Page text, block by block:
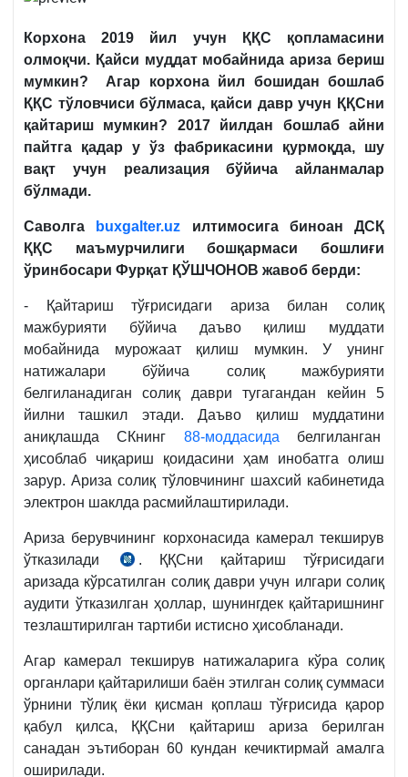
Корхона 2019 йил учун ҚҚС қопламасини
олмоқчи. Қайси муддат мобайнида ариза бериш
мумкин? Агар корхона йил бошидан бошлаб
ҚҚС тўловчиси бўлмаса, қайси давр учун ҚҚСни
қайтариш мумкин? 2017 йилдан бошлаб айни
пайтга қадар у ўз фабрикасини қурмоқда, шу
вақт учун реализация бўйича айланмалар
бўлмади.
Саволга buxgalter.uz илтимосига биноан ДСҚ
ҚҚС маъмурчилиги бошқармаси бошлиғи
ўринбосари Фурқат ҚЎШЧОНОВ жавоб берди:
- Қайтариш тўғрисидаги ариза билан солиқ
мажбурияти бўйича даъво қилиш муддати
мобайнида мурожаат қилиш мумкин. У унинг
натижалари бўйича солиқ мажбурияти
белгиланадиган солиқ даври тугагандан кейин 5
йилни ташкил этади. Даъво қилиш муддатини
аниқлашда СКнинг 88-моддасида белгиланган
ҳисоблаб чиқариш қоидасини ҳам инобатга олиш
зарур. Ариза солиқ тўловчининг шахсий кабинетида
электрон шаклда расмийлаштирилади.
Ариза берувчининг корхонасида камерал текширув
ўтказилади
14.08.2020
й.
ВМҚ
489-
қарорига
илова
боб.
. ҚҚСни қайтариш тўғрисидаги
аризада кўрсатилган солиқ даври учун илгари солиқ
аудити ўтказилган ҳоллар, шунингдек қайтаришнинг
тезлаштирилган тартиби истисно ҳисобланади.
Агар камерал текширув натижаларига кўра солиқ
органлари қайтарилиши баён этилган солиқ суммаси
ўрнини тўлиқ ёки қисман қоплаш тўғрисида қарор
қабул қилса, ҚҚСни қайтариш ариза берилган
санадан эътиборан 60 кундан кечиктирмай амалга
оширилади.